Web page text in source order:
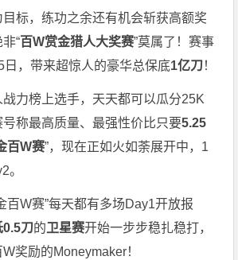
标，练功之余还有机会斩获高额奖
“百W赏金猎人大奖赛”莫属了！赛事
日，带来超惊人的豪华总保底1亿刀！
力榜上选手，天天都可以瓜分25K
称最高质量、最强性价比只要5.25
百W赛”，现在正如火如荼展开中，1
。
百W赛”每天都有多场Day1开放报
0.5刀的卫星赛开始一步步稳扎稳打，
奖励的Moneymaker！